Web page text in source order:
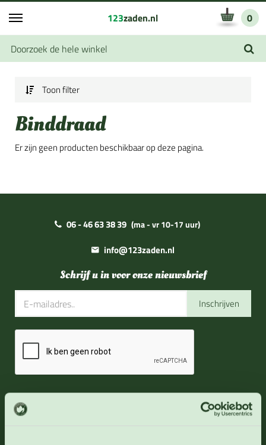
123zaden.nl 0
Toon filter
Binddraad
Er zijn geen producten beschikbaar op deze pagina.
06 - 46 63 38 39 (ma - vr 10-17 uur)
info@123zaden.nl
Schrijf u in voor onze nieuwsbrief
Inschrijven